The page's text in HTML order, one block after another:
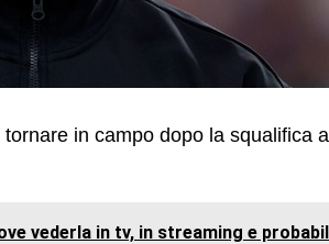
in campo dopo la squalifica
vederla in tv, in streaming e